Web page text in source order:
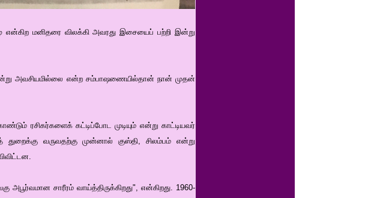
மனிதரை விலக்கி அவரது இசையைப் பற்றி இன்று
அவசியமில்லை என்ற சம்பாஷணையில்தான் நான் முதன்
ரசிகர்களைக் கட்டிப்போட முடியும் என்று காட்டியவர்
வருவதற்கு முன்னால் குஸ்தி, சிலம்பம் என்று
அபூர்வமான சாரீரம் வாய்த்திருக்கிறது", என்கிறது. 1960-